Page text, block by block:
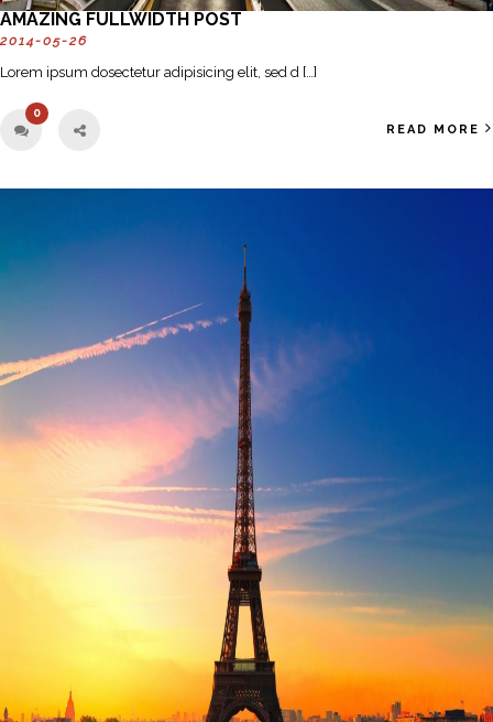
AMAZING FULLWIDTH POST
2014-05-26
Lorem ipsum dosectetur adipisicing elit, sed d […]
0
READ MORE